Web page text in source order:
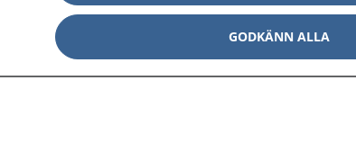
GODKÄNN ALLA